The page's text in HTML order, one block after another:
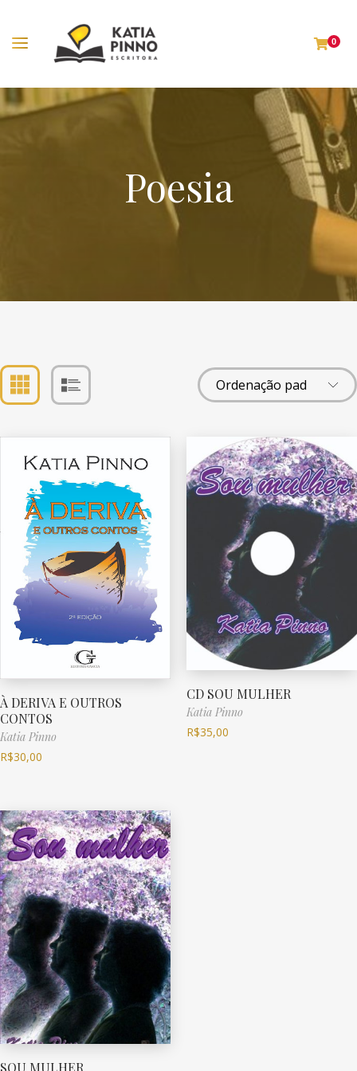
0
Poesia
À DERIVA E OUTROS
CONTOS
Katia Pinno
R$30,00
CD SOU MULHER
Katia Pinno
R$35,00
SOU MULHER